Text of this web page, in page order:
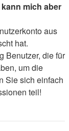
mich aber
aus
hat.
Benutzer, die für
um die
Sie sich einfach
teil!